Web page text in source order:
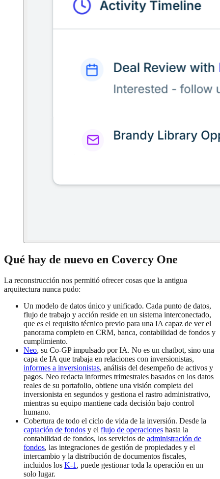
Qué hay de nuevo en Covercy One
La reconstrucción nos permitió ofrecer cosas que la antigua
arquitectura nunca pudo:
Un modelo de datos único y unificado. Cada punto de datos,
flujo de trabajo y acción reside en un sistema interconectado,
que es el requisito técnico previo para una IA capaz de ver el
panorama completo en CRM, banca, contabilidad de fondos y
cumplimiento.
Neo, su Co-GP impulsado por IA. No es un chatbot, sino una
capa de IA que trabaja en relaciones con inversionistas,
informes a inversionistas, análisis del desempeño de activos y
pagos. Neo redacta informes trimestrales basados en los datos
reales de su portafolio, obtiene una visión completa del
inversionista en segundos y gestiona el rastro administrativo,
mientras su equipo mantiene cada decisión bajo control
humano.
Cobertura de todo el ciclo de vida de la inversión. Desde la
captación de fondos y el flujo de operaciones hasta la
contabilidad de fondos, los servicios de administración de
fondos, las integraciones de gestión de propiedades y el
intercambio y la distribución de documentos fiscales,
incluidos los K-1 , puede gestionar toda la operación en un
solo lugar.